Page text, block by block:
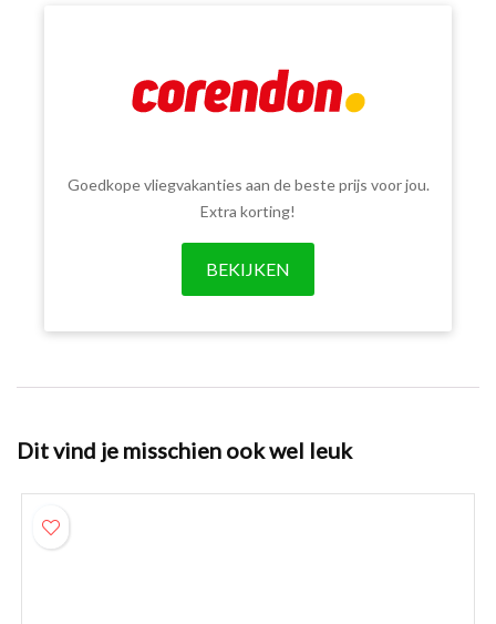
Goedkope vliegvakanties aan de beste prijs voor jou.
Extra korting!
BEKIJKEN
Dit vind je misschien ook wel leuk